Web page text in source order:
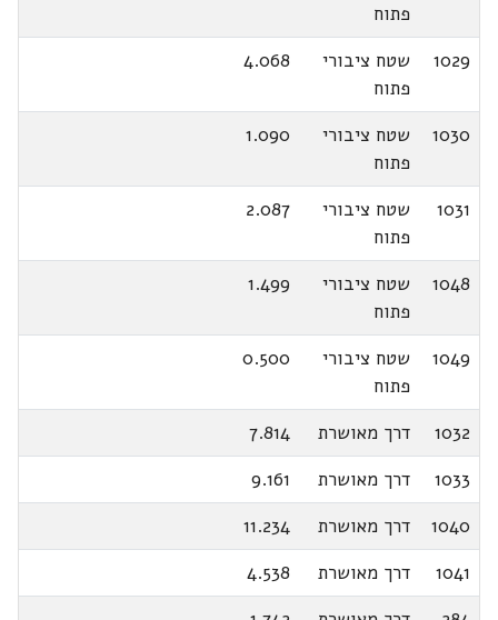
פתוח
1029
שטח ציבורי
פתוח
4.068
1030
שטח ציבורי
פתוח
1.090
1031
שטח ציבורי
פתוח
2.087
1048
שטח ציבורי
פתוח
1.499
1049
שטח ציבורי
פתוח
0.500
1032 דרך מאושרת
7.814
1033
דרך מאושרת
9.161
1040
דרך מאושרת
11.234
1041
דרך מאושרת
4.538